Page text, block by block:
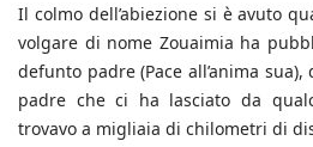
Il colmo dell’abiezione si è avuto
volgare di nome Zouaimia ha
defunto padre (Pace all’anima
padre che ci ha lasciato da
trovavo a migliaia di chilometri di